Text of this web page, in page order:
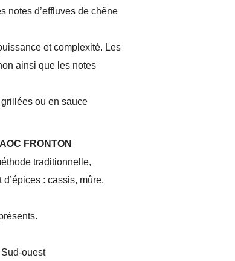
notes d’effluves de chêne
et complexité. Les
ainsi que les notes
ou en sauce
FRONTON
traditionnelle,
: cassis, mûre,
ouest